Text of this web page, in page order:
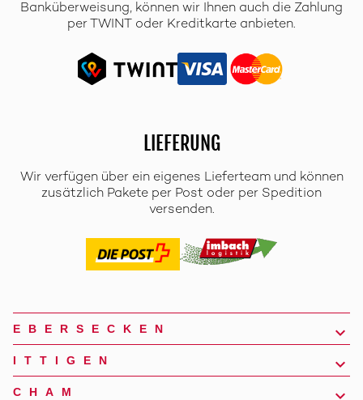
Banküberweisung, können wir Ihnen auch die Zahlung
per TWINT oder Kreditkarte anbieten.
LIEFERUNG
Wir verfügen über ein eigenes Lieferteam und können
zusätzlich Pakete per Post oder per Spedition
versenden.
EBERSECKEN
ITTIGEN
CHAM